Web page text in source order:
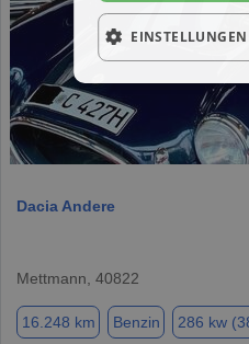
Dacia Andere
Mettmann, 40822
16.248 km Benzin 286 kw